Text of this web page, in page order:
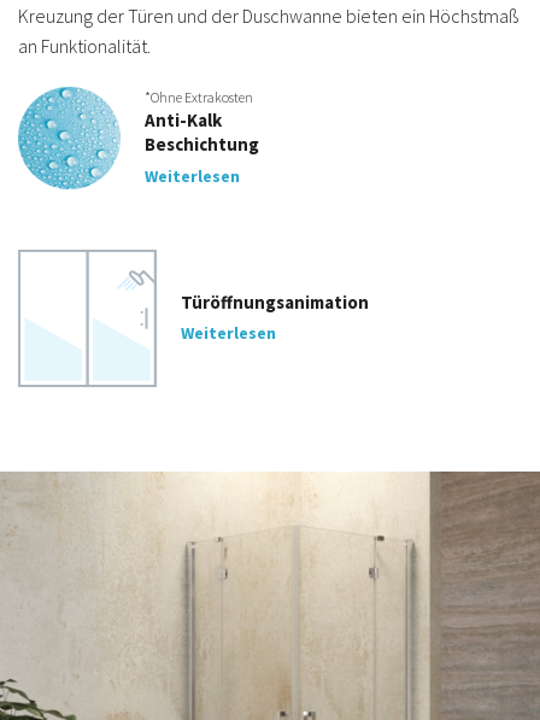
Kreuzung der Türen und der Duschwanne bieten ein Höchstmaß
an Funktionalität.
*Ohne Extrakosten
Anti-Kalk
Beschichtung
Weiterlesen
Türöffnungsanimation
Weiterlesen